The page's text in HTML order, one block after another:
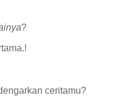
?
ceritamu?